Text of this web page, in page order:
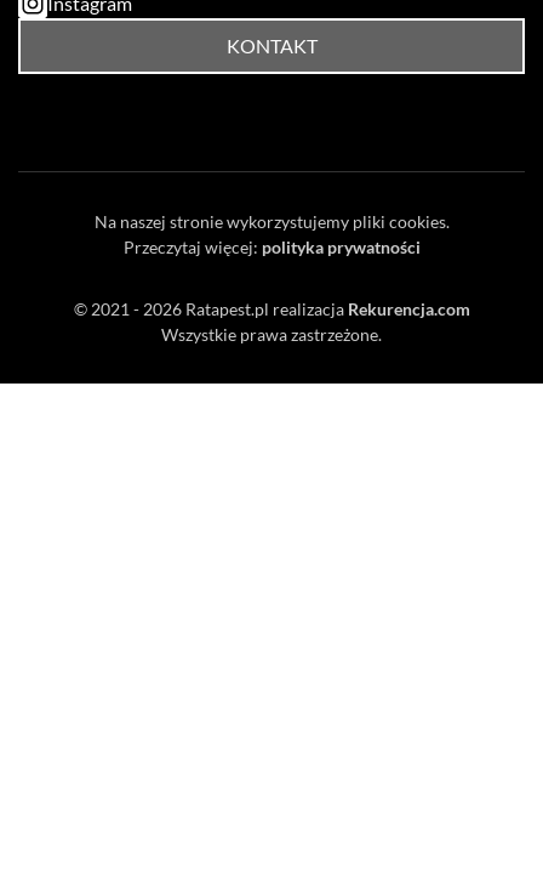
KONTAKT
Na naszej stronie wykorzystujemy pliki cookies.
Przeczytaj więcej: polityka prywatności
© 2021 - 2026 Ratapest.pl realizacja Rekurencja.com
Wszystkie prawa zastrzeżone.